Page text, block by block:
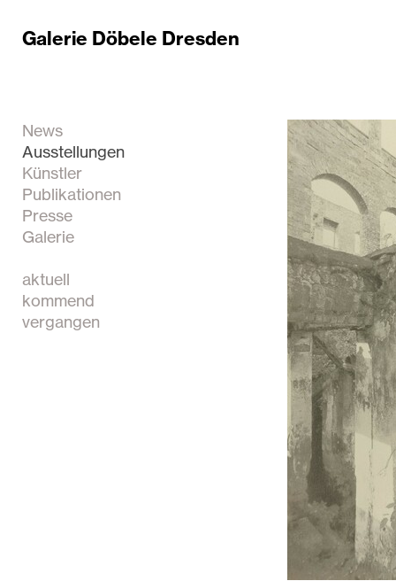
Galerie Döbele Dresden
News
Ausstellungen
Künstler
Publikationen
Presse
Galerie
aktuell
kommend
vergangen